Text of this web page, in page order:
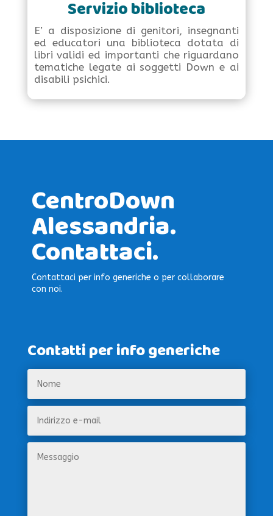
Servizio biblioteca
E’ a disposizione di genitori, insegnanti
ed educatori una biblioteca dotata di
libri validi ed importanti che riguardano
tematiche legate ai soggetti Down e ai
disabili psichici.
CentroDown
Alessandria.
Contattaci.
Contattaci per info generiche o per collaborare
con noi.
Contatti per info generiche